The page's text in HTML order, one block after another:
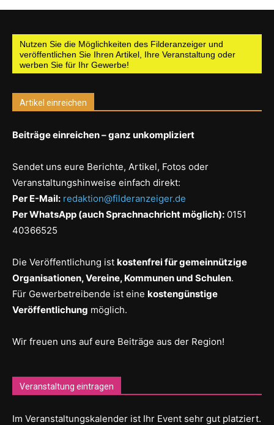
Nutzen Sie die Möglichkeiten des Filderanzeiger und
veröffentlichen Sie Ihren Artikel, Ihre Veranstaltung oder
werben Sie für Ihr Gewerbe!
Artikel einreichen
Beiträge einreichen – ganz unkompliziert
Sendet uns eure Berichte, Artikel, Fotos oder
Veranstaltungshinweise einfach direkt:
Per E-Mail: redaktion@filderanzeiger.de
Per WhatsApp (auch Sprachnachricht möglich): 0151
40366525
Die Veröffentlichung ist kostenfrei für gemeinnützige
Organisationen, Vereine, Kommunen und Schulen.
Für Gewerbetreibende ist eine kostengünstige
Veröffentlichung möglich.
Wir freuen uns auf eure Beiträge aus der Region!
Veranstaltung eintragen
Im Veranstaltungskalender ist Ihr Event sehr gut platziert.